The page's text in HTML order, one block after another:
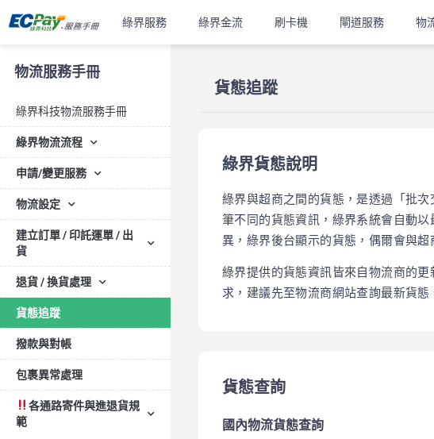
綠界服務 綠界金流 刷卡機 閘道服務 物
物流服務手冊
綠界科技物流服務手冊
綠界物流流程
申請/變更服務
物流設定
建立訂單 / 印託運單 / 出
貨
退貨 / 換貨處理
貨態追蹤
撥款與對帳
包裹異常處理
各通路寄件與進退貨規
範
貨態追蹤
綠界貨態說明
綠界與超商之間的貨態，是透過「批
筆不同的貨態資訊，綠界系統會自動
異，綠界後台顯示的貨態，偶爾會與超
綠界提供的貨態資訊皆來自物流商的
求，建議先至物流商網站查詢最新貨態
貨態查詢
國內物流貨態查詢